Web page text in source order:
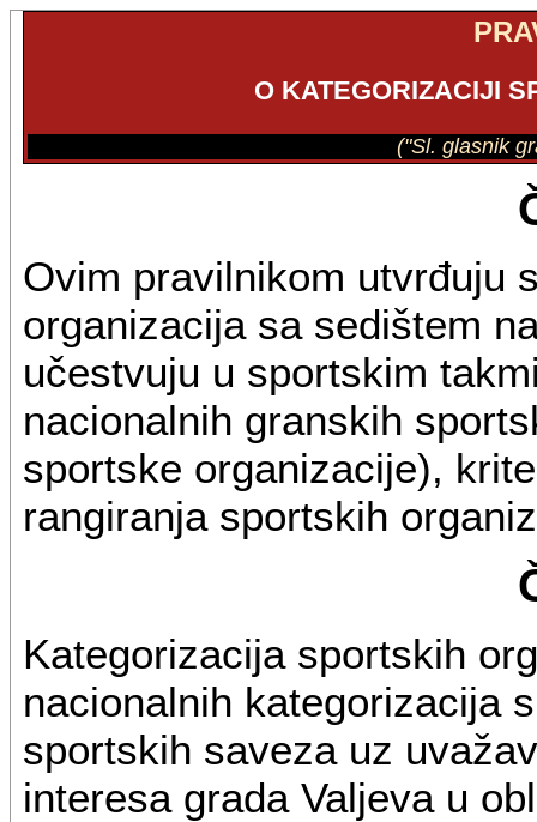
O KATEGORIZACIJI
("Sl. glasnik
Ovim pravilnikom utvrđuju
organizacija sa sedištem
učestvuju u sportskim
nacionalnih granskih
sportske organizacije),
rangiranja sportskih
Kategorizacija sportskih
nacionalnih kategorizacija
sportskih saveza uz
interesa grada Valjeva u